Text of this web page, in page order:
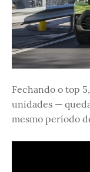
Fechando o top
unidades —
mesmo período